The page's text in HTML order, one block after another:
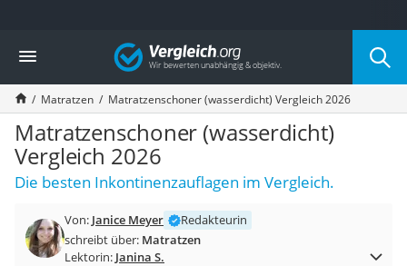
Die beliebtesten Vergleiche nach Kategorie
Wohnen
Matratzen-Topper
Matratzen
Konferenzlautsprecher
Tageslichtlampe
Badlüfter
Ergonomischer Bürostuhl
Außenleuchte mit Kamera
Ozongeneratoren
Vergleich
Matratzen Matratzenschoner (wasserdicht) Vergleich 2026
Matratzenschoner (wasserdicht)
Vergleich 2026
Die besten Inkontinenzauflagen im Vergleich.
Von: Janice Meyer
Redakteurin
schreibt über: Matratzen
Lektorin: Janina S.